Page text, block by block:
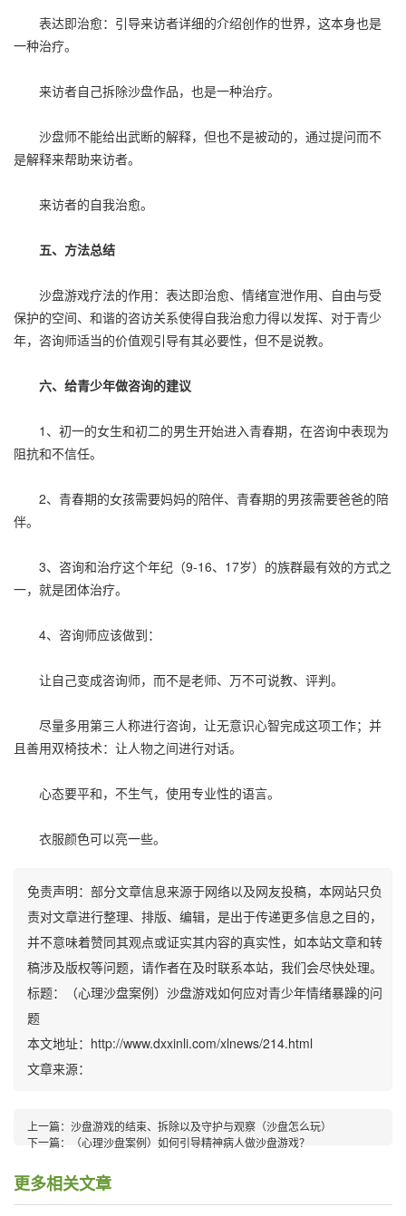
表达即治愈：引导来访者详细的介绍创作的世界，这本身也是
一种治疗。
来访者自己拆除沙盘作品，也是一种治疗。
沙盘师不能给出武断的解释，但也不是被动的，通过提问而不
是解释来帮助来访者。
来访者的自我治愈。
五、方法总结
沙盘游戏疗法的作用：表达即治愈、情绪宣泄作用、自由与受
保护的空间、和谐的咨访关系使得自我治愈力得以发挥、对于青少
年，咨询师适当的价值观引导有其必要性，但不是说教。
六、给青少年做咨询的建议
1、初一的女生和初二的男生开始进入青春期，在咨询中表现为
阻抗和不信任。
2、青春期的女孩需要妈妈的陪伴、青春期的男孩需要爸爸的陪
伴。
3、咨询和治疗这个年纪（9-16、17岁）的族群最有效的方式之
一，就是团体治疗。
4、咨询师应该做到：
让自己变成咨询师，而不是老师、万不可说教、评判。
尽量多用第三人称进行咨询，让无意识心智完成这项工作；并
且善用双椅技术：让人物之间进行对话。
心态要平和，不生气，使用专业性的语言。
衣服颜色可以亮一些。
免责声明：部分文章信息来源于网络以及网友投稿，本网站只负
责对文章进行整理、排版、编辑，是出于传递更多信息之目的，
并不意味着赞同其观点或证实其内容的真实性，如本站文章和转
稿涉及版权等问题，请作者在及时联系本站，我们会尽快处理。
标题：（心理沙盘案例）沙盘游戏如何应对青少年情绪暴躁的问
题
本文地址：http://www.dxxinli.com/xlnews/214.html
文章来源：
上一篇： 沙盘游戏的结束、拆除以及守护与观察（沙盘怎么玩）
下一篇：
（心理沙盘案例）如何引导精神病人做沙盘游戏？
更多相关文章